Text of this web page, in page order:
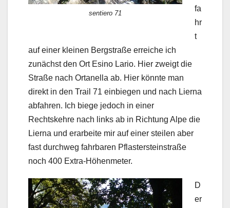
sentiero 71
fa
hr
t
auf einer kleinen Bergstraße erreiche ich
zunächst den Ort Esino Lario. Hier zweigt die
Straße nach Ortanella ab. Hier könnte man
direkt in den Trail 71 einbiegen und nach Lierna
abfahren. Ich biege jedoch in einer
Rechtskehre nach links ab in Richtung Alpe die
Lierna und erarbeite mir auf einer steilen aber
fast durchweg fahrbaren Pflastersteinstraße
noch 400 Extra-Höhenmeter.
D
er